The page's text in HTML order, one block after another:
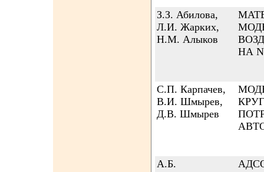
З.З. Абилова,
Л.И. Жарких,
Н.М. Алыков
НА
С.П. Карпачев,
В.И. Шмырев,
Д.В. Шмырев
А.Б.